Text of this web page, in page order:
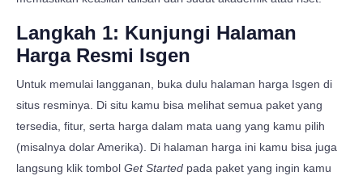
Langkah 1: Kunjungi Halaman
Harga Resmi Isgen
Untuk memulai langganan, buka dulu halaman harga Isgen di
situs resminya. Di situ kamu bisa melihat semua paket yang
tersedia, fitur, serta harga dalam mata uang yang kamu pilih
(misalnya dolar Amerika). Di halaman harga ini kamu bisa juga
langsung klik tombol Get Started pada paket yang ingin kamu